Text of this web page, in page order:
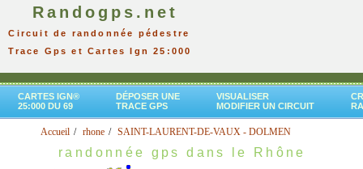
Randogps.net
Circuit de randonnée pédestre
Trace Gps et Cartes Ign 25:000
CARTES IGN®
25:000 DU 69
DÉPOSER UNE
TRACE GPS
VISUALISER
MODIFIER UN CIRCUIT
Accueil rhone SAINT-LAURENT-DE-VAUX - DOLMEN
randonnée gps dans le Rhône